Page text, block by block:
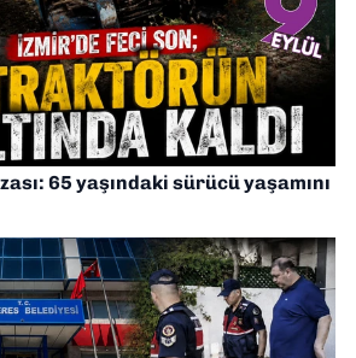
65 yaşındaki sürücü yaşamını